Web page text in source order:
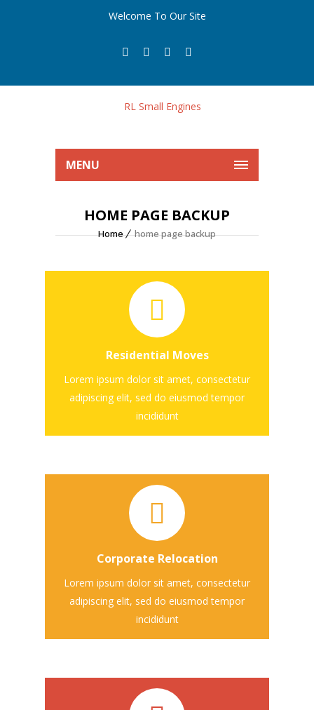
Welcome To Our Site
MENU
HOME PAGE BACKUP
Home home page backup
Residential Moves
Lorem ipsum dolor sit amet, consectetur
adipiscing elit, sed do eiusmod tempor
incididunt
Lorem ipsum dolor sit amet
consectetur
Corporate Relocation
Lorem ipsum dolor sit amet, consectetur
adipiscing elit, sed do eiusmod tempor
incididunt
Lorem ipsum dolor sit amet
consectetur